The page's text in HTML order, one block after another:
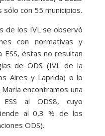
con 55 municipios.
de los IVL se observó
con normativas y
éstas no resultan
de ODS (IVL de la
Aires y Laprida) o lo
encontramos una
al ODS8, cuyo
al 0,3 % de los
ODS).